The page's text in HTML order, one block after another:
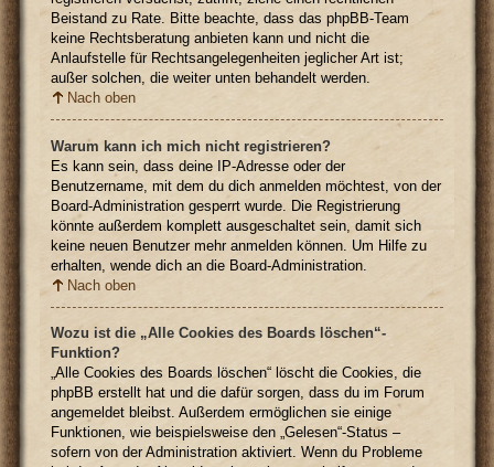
Beistand zu Rate. Bitte beachte, dass das phpBB-Team
keine Rechtsberatung anbieten kann und nicht die
Anlaufstelle für Rechtsangelegenheiten jeglicher Art ist;
außer solchen, die weiter unten behandelt werden.
Nach oben
Warum kann ich mich nicht registrieren?
Es kann sein, dass deine IP-Adresse oder der
Benutzername, mit dem du dich anmelden möchtest, von der
Board-Administration gesperrt wurde. Die Registrierung
könnte außerdem komplett ausgeschaltet sein, damit sich
keine neuen Benutzer mehr anmelden können. Um Hilfe zu
erhalten, wende dich an die Board-Administration.
Nach oben
Wozu ist die „Alle Cookies des Boards löschen“-
Funktion?
„Alle Cookies des Boards löschen“ löscht die Cookies, die
phpBB erstellt hat und die dafür sorgen, dass du im Forum
angemeldet bleibst. Außerdem ermöglichen sie einige
Funktionen, wie beispielsweise den „Gelesen“-Status –
sofern von der Administration aktiviert. Wenn du Probleme